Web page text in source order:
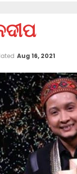
Aug 16, 2021